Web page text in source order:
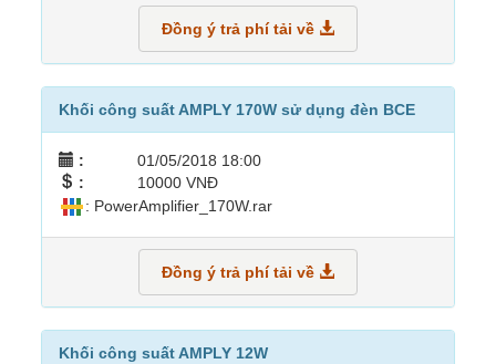
Đồng ý trả phí tải về
Khối công suất AMPLY 170W sử dụng đèn BCE
: 01/05/2018 18:00
: 10000 VNĐ
: PowerAmplifier_170W.rar
Đồng ý trả phí tải về
Khối công suất AMPLY 12W